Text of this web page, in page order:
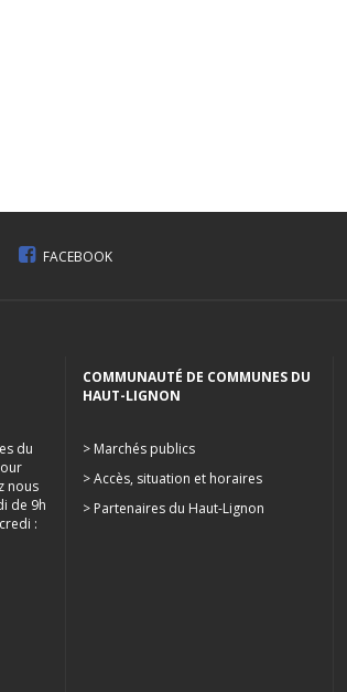
FACEBOOK
du
nous
de 9h
:
COMMUNAUTÉ DE COMMUNES DU
HAUT-LIGNON
> Marchés publics
> Accès, situation et horaires
> Partenaires du Haut-Lignon